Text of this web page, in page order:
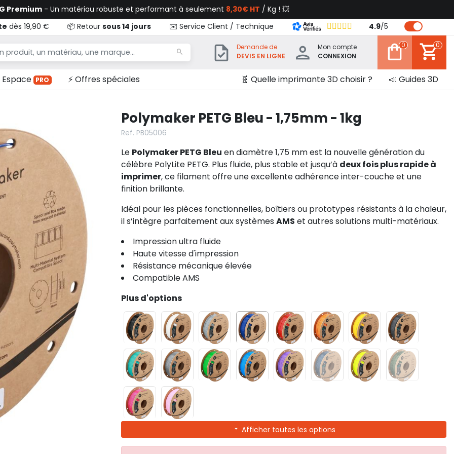
Premium - Un matériau robuste et performant à seulement 8,30€ HT / Kg ! 💥
dès 19,90 € 📦 Retour sous 14 jours ✉️ Service Client / Technique 4.9/5
Demande de
DEVIS EN LIGNE
Mon compte
CONNEXION
0 0
Espace PRO ⚡ Offres spéciales 🧬 Quelle imprimante 3D choisir ? 📣 Guides 3D
Polymaker PETG Bleu - 1,75mm - 1kg
Ref. PB05006
Le Polymaker PETG Bleu en diamètre 1,75 mm est la nouvelle génération du
célèbre PolyLite PETG. Plus fluide, plus stable et jusqu’à deux fois plus rapide à
imprimer, ce filament offre une excellente adhérence inter-couche et une
finition brillante.
Idéal pour les pièces fonctionnelles, boîtiers ou prototypes résistants à la chaleur,
il s’intègre parfaitement aux systèmes AMS et autres solutions multi-matériaux.
Impression ultra fluide
Haute vitesse d'impression
Résistance mécanique élevée
Compatible AMS
Plus d'options
Afficher toutes les options